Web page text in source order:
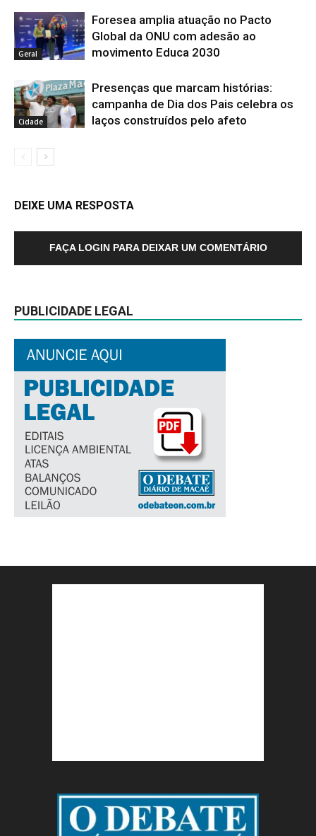
Geral
Foresea amplia atuação no Pacto
Global da ONU com adesão ao
movimento Educa 2030
Cidade
Presenças que marcam histórias:
campanha de Dia dos Pais celebra os
laços construídos pelo afeto
DEIXE UMA RESPOSTA
FAÇA LOGIN PARA DEIXAR UM COMENTÁRIO
PUBLICIDADE LEGAL